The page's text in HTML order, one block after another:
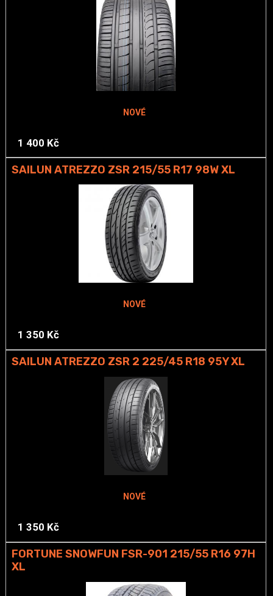
NOVÉ
1 400 Kč
SAILUN ATREZZO ZSR 215/55 R17 98W XL
NOVÉ
1 350 Kč
SAILUN ATREZZO ZSR 2 225/45 R18 95Y XL
NOVÉ
1 350 Kč
FORTUNE SNOWFUN FSR-901 215/55 R16 97H
XL